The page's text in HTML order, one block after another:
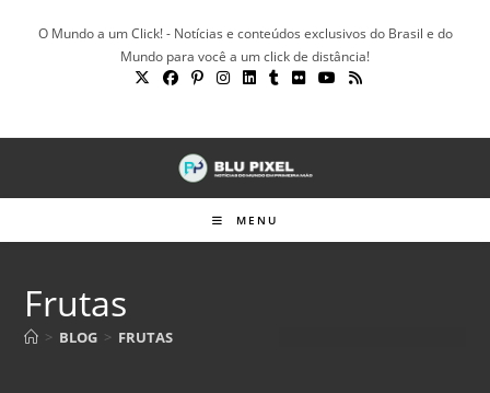
O Mundo a um Click! - Notícias e conteúdos exclusivos do Brasil e do
Mundo para você a um click de distância!
MENU
Frutas
> BLOG > FRUTAS